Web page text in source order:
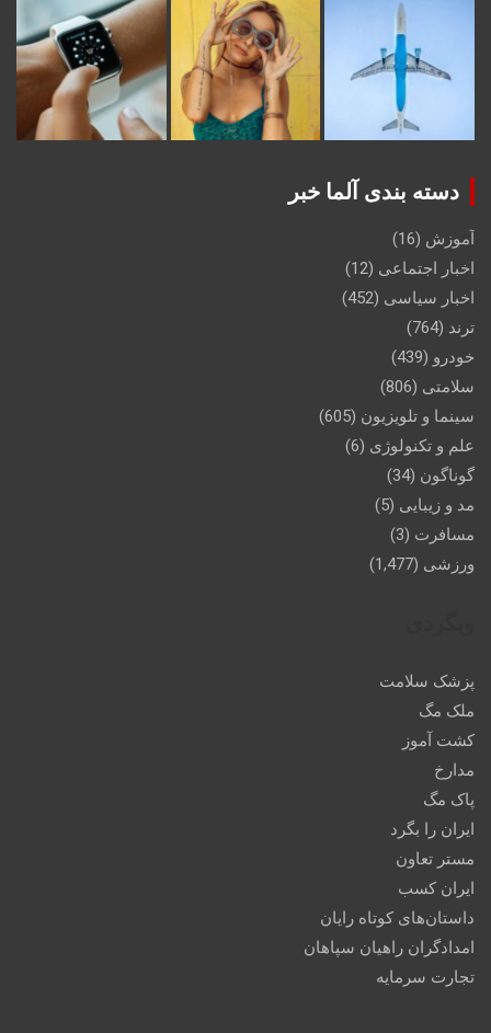
دسته بندی آلما خبر
آموزش (16)
اخبار اجتماعی (12)
اخبار سیاسی (452)
ترند (764)
خودرو (439)
سلامتی (806)
سینما و تلویزیون (605)
علم و تکنولوژی (6)
گوناگون (34)
مد و زیبایی (5)
مسافرت (3)
ورزشی (1,477)
پزشک سلامت
ملک مگ
کشت آموز
مدارخ
پاک مگ
ایران را بگرد
مستر تعاون
ایران کسب
داستان‌های کوتاه رایان
امدادگران راهیان سپاهان
تجارت سرمایه